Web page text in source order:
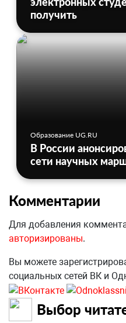
получить
Образование UG.RU
В России
сети научных
Комментарии
Для добавления
авторизированы.
Вы можете
социальных сетей ВК и
Выбор